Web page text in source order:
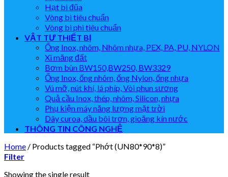
Hạt bi đũa
Vòng bi tiêu chuẩn
Vòng bi phi tiêu chuẩn
VẬT TƯ THIẾT BỊ
Ống Inox, nhôm, Nhôm nhựa, PEX, PA, PU, NYLON
Xi măng đất
Bơm bùn BW150,BW250, BW3329
Ống Inox, ống nhôm, ống Nylon, ống nhựa
Vú mỡ, nút khí, lá phíp, Vòi phun sương
Quả cầu Inox, thép, nhôm, Silicon, nhựa
Phụ kiện máy năng lượng mặt trời
Dây curoa, dầu bôi trơn, gioăng kín nước
THÔNG TIN CÔNG NGHỆ
Home / Products tagged “Phớt (UN80*90*8)”
Filter
Showing the single result